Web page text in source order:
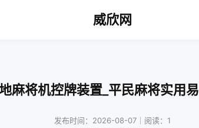
威欣网
麻将机控牌装置_平民麻将实用
发布时间：2026-08-07｜阅读：1